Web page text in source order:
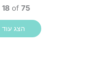
18 of 75